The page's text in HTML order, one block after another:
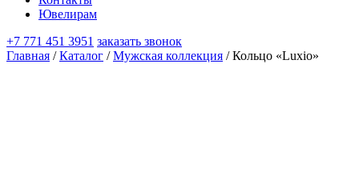
Ювелирам
+7 771 451 3951 заказать звонок
Главная /Каталог /Мужская коллекция / Кольцо «Luxio»